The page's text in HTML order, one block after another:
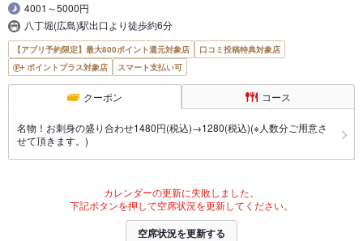
4001～5000円
八丁堀(広島)駅出口より徒歩約6分
【アプリ予約限定】最大800ポイント還元対象店
口コミ投稿特典対象店
ポイントプラス対象店
スマート支払い可
クーポン コース
名物！お刺身の盛り合わせ1480円(税込)→1280(税込)(※人数分ご用意さ
せて頂きます。)
カレンダーの更新に失敗しました。
下記ボタンを押して空席状況を更新してください。
空席状況を更新する